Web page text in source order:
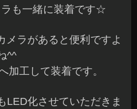
も一緒に装着です☆
メラがあると便利ですよ
^^
加工して装着です。
LED化させていただきま